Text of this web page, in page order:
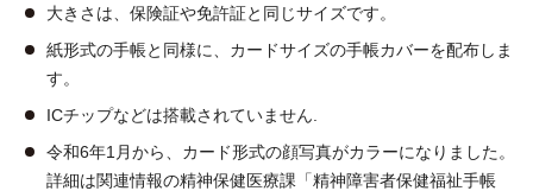
大きさは、保険証や免許証と同じサイズです。
紙形式の手帳と同様に、カードサイズの手帳カバーを配布しま
す。
ICチップなどは搭載されていません.
令和6年1月から、カード形式の顔写真がカラーになりました。
詳細は関連情報の精神保健医療課「精神障害者保健福祉手帳